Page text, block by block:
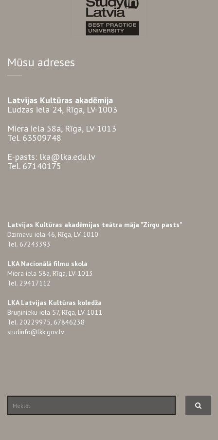
Mūsu adreses
Latvijas Kultūras akadēmija
Ludzas iela 24, Rīga, LV-1003
Miera iela 58a, Rīga, LV-1013
Tel. 63509748
E-pasts: lka@lka.edu.lv
Tel. 67140175
Latvijas Kultūras akadēmijas teātra māja "Zirgu pasts"
Dzirnavu iela 46, Rīga, LV-1010
Tel. 67243393
LKA Nacionālā filmu skola
Miera iela 58a, Rīga, LV-1013
Tel. 29417112
LKA Latvijas Kultūras koledža
Bruņinieku iela 57, Rīga, LV-1011
Tel. 20229975, 67846238
studinfo@lkk.gov.lv